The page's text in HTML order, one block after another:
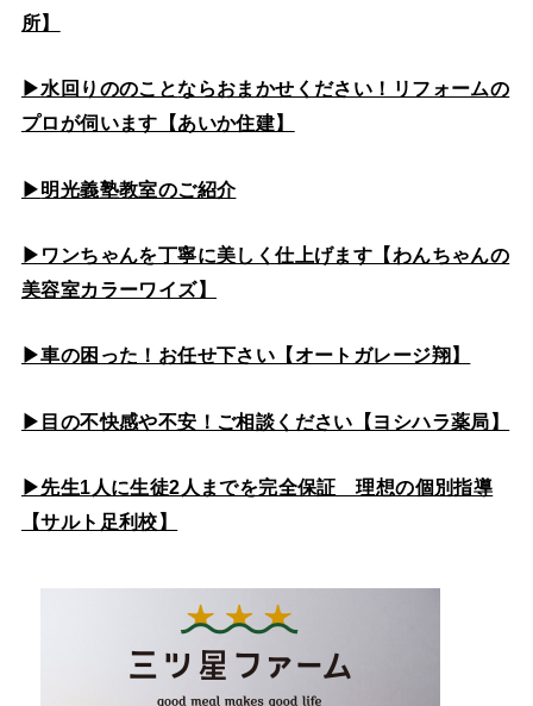
所】
▶水回りののことならおまかせください！リフォームの
プロが伺います【あいか住建】
▶明光義塾教室のご紹介
▶ワンちゃんを丁寧に美しく仕上げます【わんちゃんの
美容室カラーワイズ】
▶車の困った！お任せ下さい【オートガレージ翔】
▶目の不快感や不安！ご相談ください【ヨシハラ薬局】
▶先生1人に生徒2人までを完全保証 理想の個別指導
【サルト足利校】